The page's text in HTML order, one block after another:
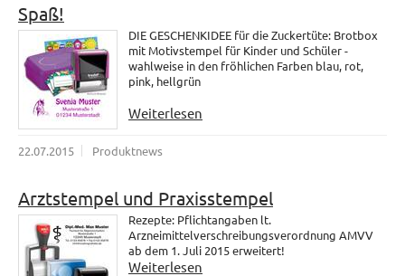
Spaß!
DIE GESCHENKIDEE für die Zuckertüte: Brotbox
mit Motivstempel für Kinder und Schüler -
wahlweise in den fröhlichen Farben blau, rot,
pink, hellgrün
Weiterlesen
22.07.2015 Produktnews
Arztstempel und Praxisstempel
Rezepte: Pflichtangaben lt.
Arzneimittelverschreibungsverordnung AMVV
ab dem 1. Juli 2015 erweitert!
Weiterlesen